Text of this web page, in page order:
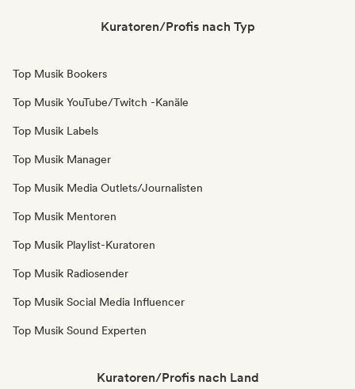
Kuratoren/Profis nach Typ
Top Musik Bookers
Top Musik YouTube/Twitch -Kanäle
Top Musik Labels
Top Musik Manager
Top Musik Media Outlets/Journalisten
Top Musik Mentoren
Top Musik Playlist-Kuratoren
Top Musik Radiosender
Top Musik Social Media Influencer
Top Musik Sound Experten
Kuratoren/Profis nach Land